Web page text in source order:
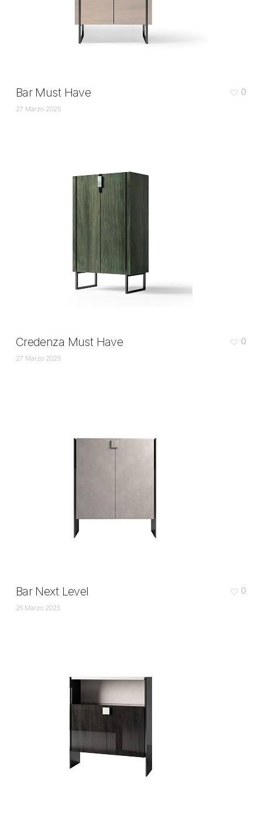
Bar Must Have
27 Marzo 2025
0
Credenza Must Have
27 Marzo 2025
0
Bar Next Level
26 Marzo 2025
0